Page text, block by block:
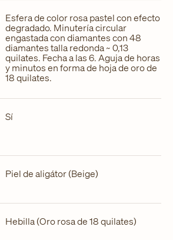
Esfera de color rosa pastel con efecto
degradado. Minutería circular
engastada con diamantes con 48
diamantes talla redonda ~ 0,13
quilates. Fecha a las 6. Aguja de horas
y minutos en forma de hoja de oro de
18 quilates.
Sí
Piel de aligátor (Beige)
Hebilla (Oro rosa de 18 quilates)